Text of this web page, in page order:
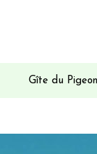
Gîte du